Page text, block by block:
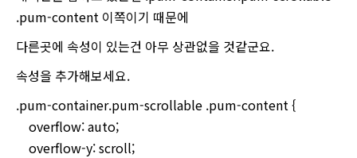
.pum-content 이쪽이기 때문에
다른곳에 속성이 있는건 아무 상관없을 것같군요.
속성을 추가해보세요.
.pum-container.pum-scrollable .pum-content {
overflow: auto;
overflow-y: scroll;